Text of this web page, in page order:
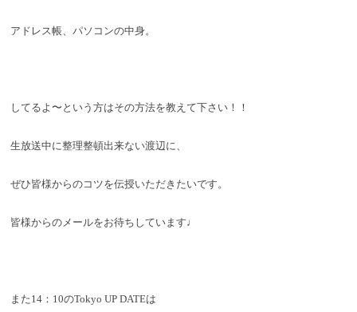
アドレス帳、パソコンの中身。
してるよ〜という方はその方法を教えて下さい！！
生放送中に整理整頓出来ない渡辺に、
ぜひ皆様からのコツを伝授いただきたいです。
皆様からのメールをお待ちしています♩
また14：10のTokyo UP DATEは